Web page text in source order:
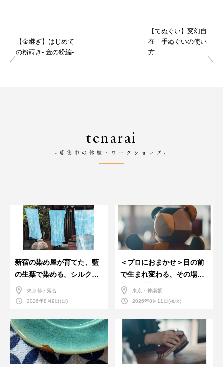
【金継ぎ】はじめて
の粉蒔き- 金の粉編-
【てぬぐい】変幻自
在 手ぬぐいの使い
方
tenarai
-募集中の体験・ワークショップ-
新宿の染め屋が育てた、藍
の生葉で染める。シルクの
ストール
東京都・落合
2026年8月9日(日)
＜プロにおまかせ＞目の前
で生まれ変わる、その場で
革のお手入れ受付会。
東京・神楽坂
2026年8月11日(祝火)